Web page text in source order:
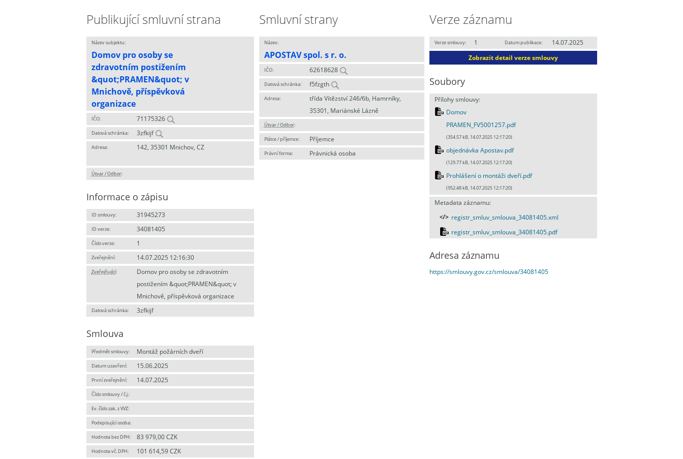
Publikující smluvní strana
Název subjektu:
Domov pro osoby se
zdravotním postižením
&quot;PRAMEN&quot; v
Mnichově, příspěvková
organizace
IČO: 71175326
Datová schránka: 3zfkijf
Adresa: 142, 35301 Mnichov, CZ
Útvar / Odbor:
Informace o zápisu
ID smlouvy: 31945273
ID verze: 34081405
Číslo verze: 1
Zveřejnění: 14.07.2025 12:16:30
Zveřejňující:
Domov pro osoby se zdravotním
postižením &quot;PRAMEN&quot; v
Mnichově, příspěvková organizace
Datová schránka: 3zfkijf
Smlouva
Předmět smlouvy: Montáž požárních dveří
Datum uzavření: 15.06.2025
První zveřejnění: 14.07.2025
Číslo smlouvy / č.j.:
Ev. číslo zak. z VVZ:
Podepisující osoba:
Hodnota bez DPH: 83 979,00 CZK
Hodnota vč. DPH: 101 614,59 CZK
Smluvní strany
Název:
APOSTAV spol. s r. o.
IČO: 62618628
Datová schránka: f5fzgth
Adresa:
třída Vítězství 246/6b, Hamrníky,
35301, Mariánské Lázně
Útvar / Odbor:
Plátce / příjemce: Příjemce
Právní forma: Právnická osoba
Verze záznamu
Verze smlouvy: 1 Datum publikace:
14.07.2025
Zobrazit detail verze smlouvy
Soubory
Přílohy smlouvy:
Domov
PRAMEN_FV5001257.pdf
(354.57 kB, 14.07.2025 12:17:20)
objednávka Apostav.pdf
(129.77 kB, 14.07.2025 12:17:20)
Prohlášení o montáži dveří.pdf
(952.48 kB, 14.07.2025 12:17:20)
Metadata záznamu:
registr_smluv_smlouva_34081405.xml
registr_smluv_smlouva_34081405.pdf
Adresa záznamu
https://smlouvy.gov.cz/smlouva/34081405